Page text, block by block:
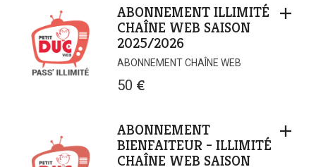
ABONNEMENT ILLIMITÉ
CHAÎNE WEB SAISON
2025/2026
ABONNEMENT CHAÎNE WEB
50 €
ABONNEMENT
BIENFAITEUR – ILLIMITÉ
CHAÎNE WEB SAISON